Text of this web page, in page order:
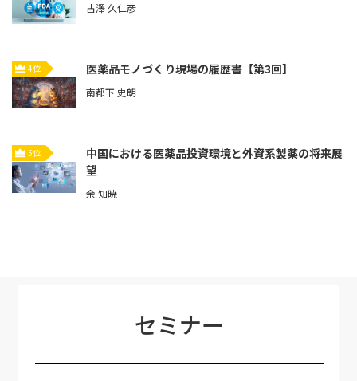
古澤 久仁彦
4位 医薬品モノづくり現場の履歴書【第3回】
南都下 史朗
5位
中国における医薬品投資環境と外資系製薬の将来展
望
余 知暁
セミナー